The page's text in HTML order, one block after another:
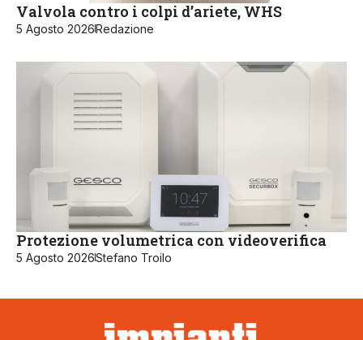
Valvola contro i colpi d’ariete, WHS
5 Agosto 2026Redazione
Protezione volumetrica con videoverifica
5 Agosto 2026Stefano Troilo